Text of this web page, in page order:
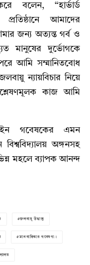
বলেন, “হার্ভার্ড
প্রতিষ্ঠানে আমাদের
জন্য অত্যন্ত গর্ব ও
মানুষের দুর্ভোগকে
আমি সম্মানিতবোধ
ন্যায়বিচার নিয়ে
কাজ আমি
গবেষকের এমন
অঙ্গনসহ
মহলে ব্যাপক আনন্দ
জলবায়ু উদ্বাস্তু
মানবাধিকার গবেষণা।